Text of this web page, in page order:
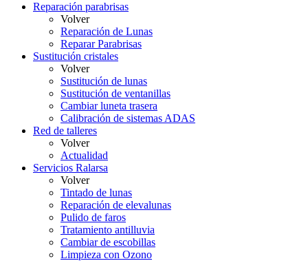
Reparación parabrisas
Volver
Reparación de Lunas
Reparar Parabrisas
Sustitución cristales
Volver
Sustitución de lunas
Sustitución de ventanillas
Cambiar luneta trasera
Calibración de sistemas ADAS
Red de talleres
Volver
Actualidad
Servicios Ralarsa
Volver
Tintado de lunas
Reparación de elevalunas
Pulido de faros
Tratamiento antilluvia
Cambiar de escobillas
Limpieza con Ozono